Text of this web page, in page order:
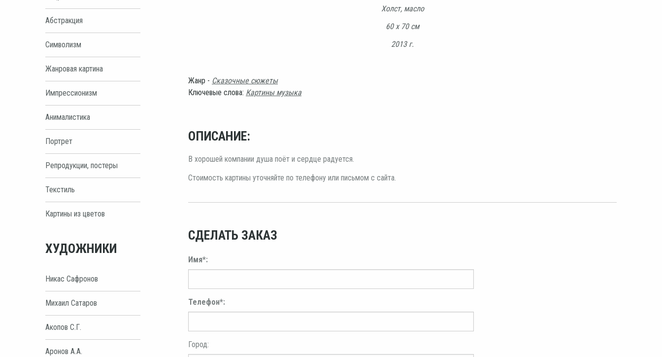
Абстракция
Символизм
Жанровая картина
Импрессионизм
Анималистика
Портрет
Репродукции, постеры
Текстиль
Картины из цветов
ХУДОЖНИКИ
Никас Сафронов
Михаил Сатаров
Акопов С.Г.
Аронов А.А.
Холст, масло
60 х 70 см
2013 г.
Жанр - Сказочные сюжеты
Ключевые слова: Картины музыка
ОПИСАНИЕ:
В хорошей компании душа поёт и сердце радуется.
Стоимость картины уточняйте по телефону или письмом с сайта.
СДЕЛАТЬ ЗАКАЗ
Имя*:
Телефон*:
Город: